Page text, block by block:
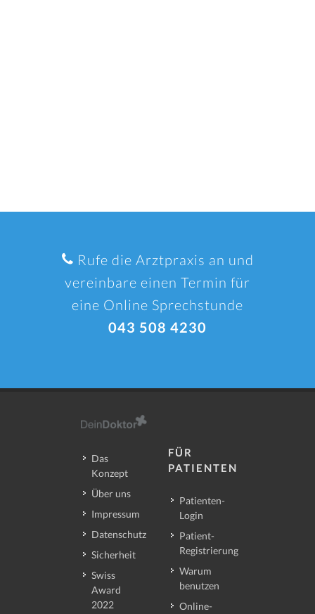
Rufe die Arztpraxis an und
vereinbare einen Termin für
eine Online Sprechstunde
043 508 4230
Das
Konzept
Über uns
Impressum
Datenschutz
Sicherheit
Swiss
Award
2022
FÜR
PATIENTEN
Patienten-
Login
Patient-
Registrierung
Warum
benutzen
Online-